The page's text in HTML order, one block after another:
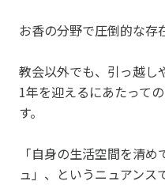
お香の分野で圧倒的な存
教会以外でも、引っ越し
1年を迎えるにあたって
す。
「自身の生活空間を清
ュ」、というニュアンス